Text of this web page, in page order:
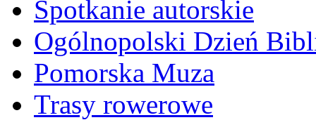
Spotkanie autorskie
Ogólnopolski Dzień
Pomorska Muza
Trasy rowerowe